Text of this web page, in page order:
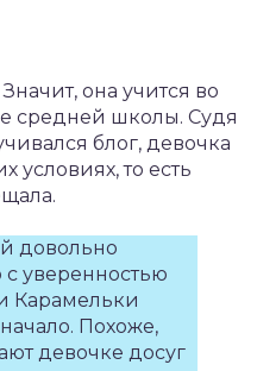
она учится во
средней школы. Судя
блог, девочка
условиях, то есть
довольно
уверенностью
Карамельки
Похоже,
девочке досуг